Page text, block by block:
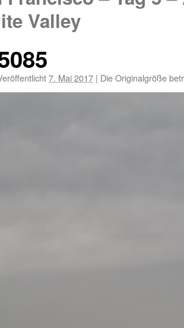
Valley
7. Mai 2017 | Die Originalgröße